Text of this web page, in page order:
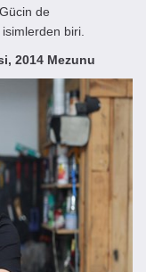
de
biri.
2014 Mezunu